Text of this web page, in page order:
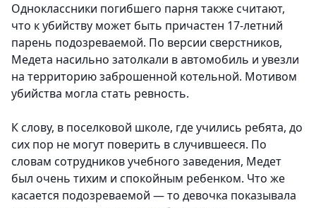
Одноклассники погибшего парня также считают,
что к убийству может быть причастен 17-летний
парень подозреваемой. По версии сверстников,
Медета насильно затолкали в автомобиль и увезли
на территорию заброшенной котельной. Мотивом
убийства могла стать ревность.
К слову, в поселковой школе, где учились ребята, до
сих пор не могут поверить в случившееся. По
словам сотрудников учебного заведения, Медет
был очень тихим и спокойным ребенком. Что же
касается подозреваемой — то девочка показывала